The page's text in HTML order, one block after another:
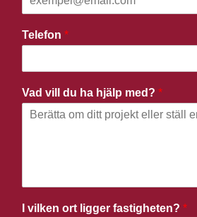
Telefon *
Vad vill du ha hjälp med? *
I vilken ort ligger fastigheten? *